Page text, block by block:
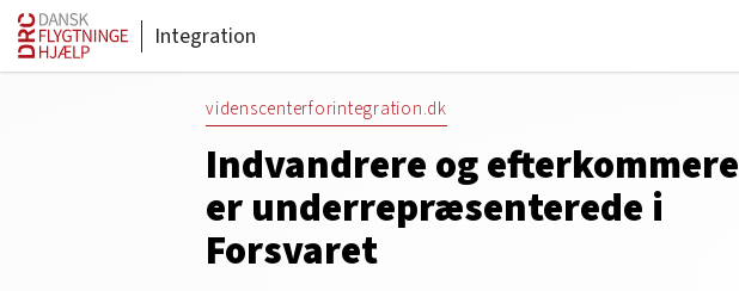
Integration
videnscenterforintegration.dk
Indvandrere og efterkommere
er underrepræsenterede i
Forsvaret